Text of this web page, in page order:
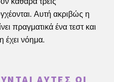
Αυτή ακριβώς η
πραγματικά ένα τεστ και
έχει νόημα.